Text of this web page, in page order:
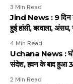
3 Min Read
Jind News : 9 दिन
हुई हांसी, बरवाला,
4 Min Read
Uchana News :
संदेश, हवन के बाद हुआ
2 Min Read